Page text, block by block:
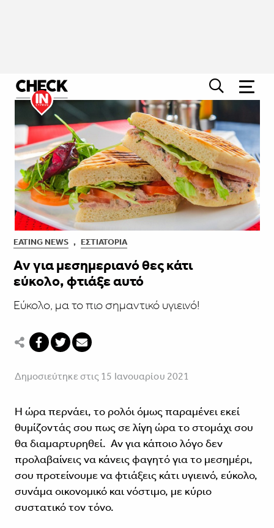
EATING NEWS , ΕΣΤΙΑΤΌΡΙΑ
Αν για μεσημεριανό θες κάτι
εύκολο, φτιάξε αυτό
Εύκολο, μα το πιο σημαντικό υγιεινό!
Δημοσιεύτηκε στις 15 Ιανουαρίου 2021
Η ώρα περνάει, το ρολόι όμως παραμένει εκεί
θυμίζοντάς σου πως σε λίγη ώρα το στομάχι σου
θα διαμαρτυρηθεί. Αν για κάποιο λόγο δεν
προλαβαίνεις να κάνεις φαγητό για το μεσημέρι,
σου προτείνουμε να φτιάξεις κάτι υγιεινό, εύκολο,
συνάμα οικονομικό και νόστιμο, με κύριο
συστατικό τον τόνο.